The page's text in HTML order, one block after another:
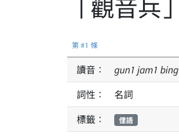
第 #1 條
讀音： gun1 jam1 bing
詞性：
名詞
標籤：
俚語